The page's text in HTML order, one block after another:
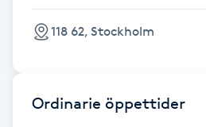
Friskvård
Friskvårdsmassage
118 62, Stockholm
Ordinarie öppettider